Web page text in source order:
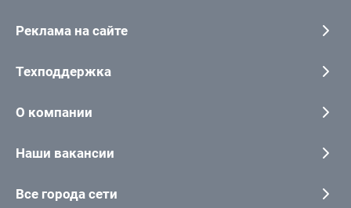
Реклама на сайте
Техподдержка
О компании
Наши вакансии
Все города сети